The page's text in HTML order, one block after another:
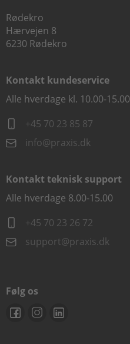
Rødekro
Hærvejen 8
6230 Rødekro
Kontakt kundeservice
Alle hverdage kl. 10.00-15.00
+45 70 23 85 87
info@praxis.dk
Kontakt teknisk support
Alle hverdage 8.00-15.00
+45 70 23 26 72
support@praxis.dk
Følg os